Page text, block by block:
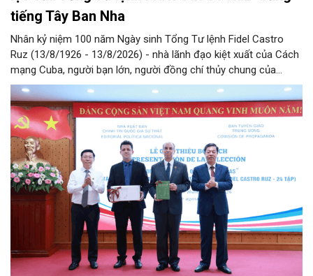
tiếng Tây Ban Nha
Nhân kỷ niệm 100 năm Ngày sinh Tổng Tư lệnh Fidel Castro
Ruz (13/8/1926 - 13/8/2026) - nhà lãnh đạo kiệt xuất của Cách
mạng Cuba, người bạn lớn, người đồng chí thủy chung của
Đảng, Nhà nước và nhân dân Việt Nam, chiều 5/8, tại Hà Nội,
Nhà xuất bản Chính trị quốc gia Sự thật phối hợp với Ban Tuyên
giáo Trung ương tổ chức Lễ giới thiệu bộ sách “Tuyển tập các
tác phẩm chọn lọc của Tổng Tư lệnh Fidel Castro Ruz” gồm 24
tập bằng tiếng Tây Ban Nha.